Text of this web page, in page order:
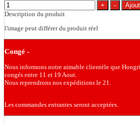
Description du produit
l'image peut différer du produit réel
Congé -
Nous informons notre aimable clientèle que
congés entre 11 et 19 Aout.
Nous reprendrons nos expéditions le 21.
Les commandes entrantes seront acceptées.